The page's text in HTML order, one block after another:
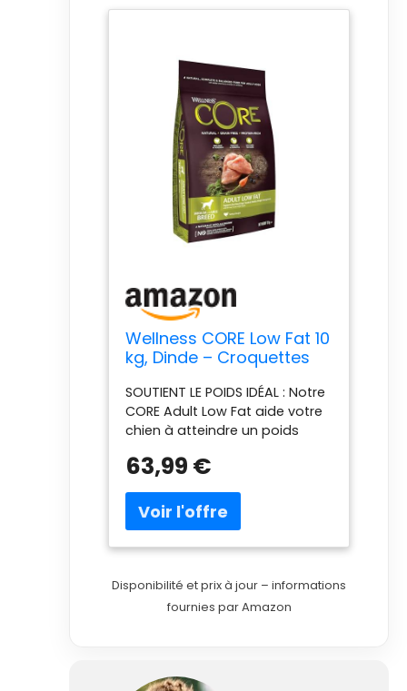
Wellness CORE Low Fat 10
kg, Dinde – Croquettes
SOUTIENT LE POIDS IDÉAL : Notre
CORE Adult Low Fat aide votre
chien à atteindre un poids
croquettes contiennent 30 %
que notre CORE Original.
VIANDE FRAÎCHE COMME
INGRÉDIENT PRINCIPAL : Les
contiennent de la dinde
fraîche, pour un repas
est facile à digérer et contient
63,99 €
Disponibilité et prix à jour – informations
fournies par Amazon